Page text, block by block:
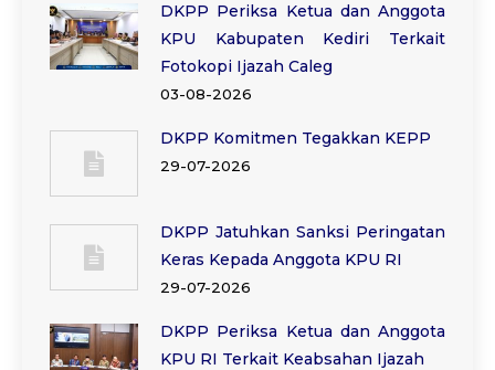
DKPP Periksa Ketua dan Anggota
KPU Kabupaten Kediri Terkait
Fotokopi Ijazah Caleg
03-08-2026
DKPP Komitmen Tegakkan KEPP
29-07-2026
DKPP Jatuhkan Sanksi Peringatan
Keras Kepada Anggota KPU RI
29-07-2026
DKPP Periksa Ketua dan Anggota
KPU RI Terkait Keabsahan Ijazah